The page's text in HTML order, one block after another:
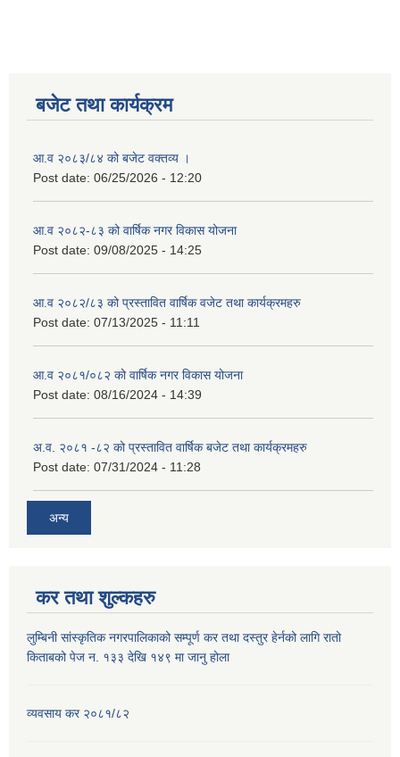
बजेट तथा कार्यक्रम
आ.व २०८३/८४ को बजेट वक्तव्य ।
Post date: 06/25/2026 - 12:20
आ.व २०८२-८३ को वार्षिक नगर विकास योजना
Post date: 09/08/2025 - 14:25
आ.व २०८२/८३ को प्रस्तावित वार्षिक वजेट तथा कार्यक्रमहरु
Post date: 07/13/2025 - 11:11
आ.व २०८१/०८२ को वार्षिक नगर विकास योजना
Post date: 08/16/2024 - 14:39
अ.व. २०८१ -८२ को प्रस्तावित वार्षिक बजेट तथा कार्यक्रमहरु
Post date: 07/31/2024 - 11:28
अन्य
कर तथा शुल्कहरु
लुम्बिनी सांस्कृतिक नगरपालिकाको सम्पूर्ण कर तथा दस्तुर हेर्नको लागि रातो
किताबको पेज न. १३३ देखि १४९ मा जानु होला
व्यवसाय कर २०८१/८२